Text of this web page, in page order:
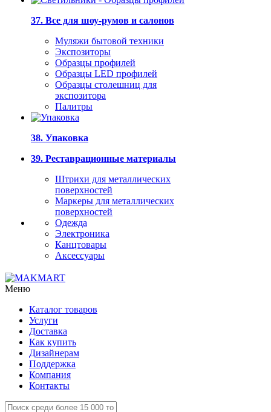
37. Все для шоу-румов и салонов
Муляжи бытовой техники
Экспозиторы
Образцы профилей
Образцы LED профилей
Образцы столешниц для
экспозитора
Палитры
38. Упаковка
39. Реставрационные материалы
Штрихи для металлических
поверхностей
Маркеры для металлических
поверхностей
Одежда
Электроника
Канцтовары
Аксессуары
Меню
Каталог товаров
Услуги
Доставка
Как купить
Дизайнерам
Поддержка
Компания
Контакты